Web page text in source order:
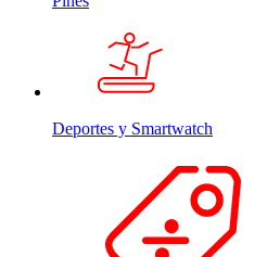
Deportes y Smartwatch